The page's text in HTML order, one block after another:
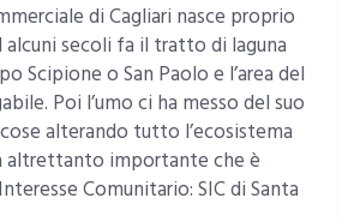
di Cagliari nasce proprio
alcuni secoli fa il tratto di laguna
Scipione o San Paolo e l’area del
Poi l’umo ci ha messo del suo
alterando tutto l’ecosistema
altrettanto importante che è
Comunitario: SIC di Santa